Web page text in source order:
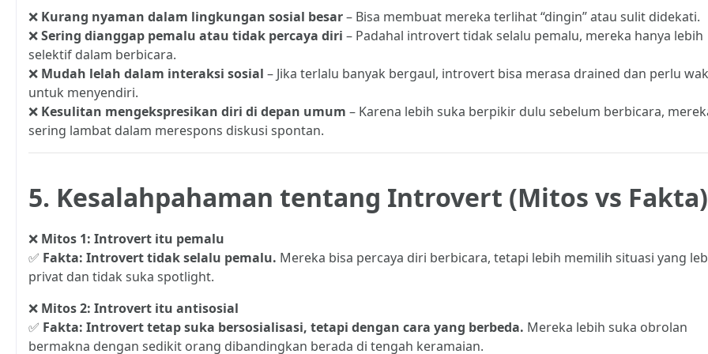
❌ Kurang nyaman dalam lingkungan sosial besar– Bisa membuat mereka terlihat “dingin” atau sulit didekati.
❌Sering dianggap pemalu atau tidak percaya diri – Padahal introvert tidak selalu pemalu, mereka hanya lebih
selektif dalam berbicara.
❌ Mudah lelah dalam interaksi sosial – Jika terlalu banyak bergaul, introvert bisa merasa drained dan perlu
untuk menyendiri.
❌ Kesulitan mengekspresikan diri di depan umum – Karena lebih suka berpikir dulu sebelum berbicara,
sering lambat dalam merespons diskusi spontan.
5. Kesalahpahaman tentang Introvert (Mitos vs Fakta)
❌ Mitos 1: Introvert itu pemalu
✅ Fakta: Introvert tidak selalu pemalu. Mereka bisa percaya diri berbicara, tetapi lebih memilih situasi yang
privat dan tidak suka spotlight.
❌ Mitos 2: Introvert itu antisosial
✅ Fakta: Introvert tetap suka bersosialisasi, tetapi dengan cara yang berbeda. Mereka lebih suka obrolan
bermakna dengan sedikit orang dibandingkan berada di tengah keramaian.